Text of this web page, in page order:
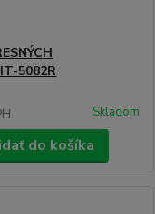
5082R
Skladom
do košíka